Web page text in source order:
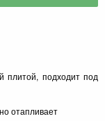
плитой, подходит под
отапливает